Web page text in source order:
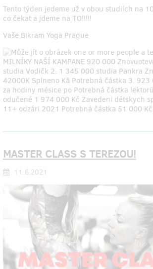
Tento týden jedeme už v obou studiích na
co čekat a jdeme na TO!!!!!
Vaše Bikram Yoga Prague
MASTER CLASS S TEREZOU!
11.6.2021